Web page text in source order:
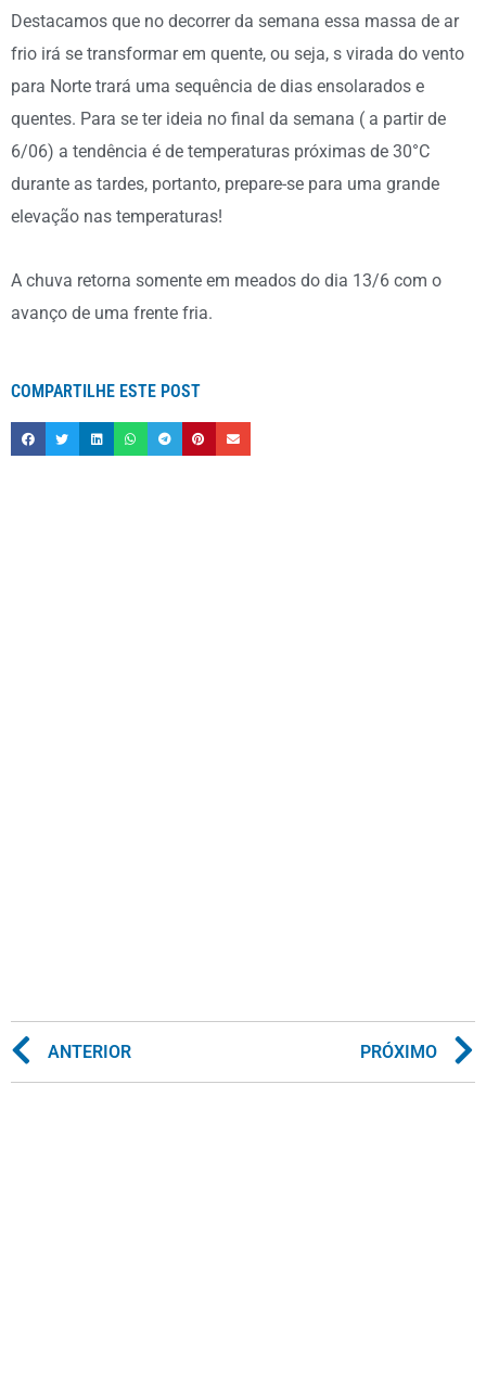
Destacamos que no decorrer da semana essa massa de ar
frio irá se transformar em quente, ou seja, s virada do vento
para Norte trará uma sequência de dias ensolarados e
quentes. Para se ter ideia no final da semana ( a partir de
6/06) a tendência é de temperaturas próximas de 30°C
durante as tardes, portanto, prepare-se para uma grande
elevação nas temperaturas!
A chuva retorna somente em meados do dia 13/6 com o
avanço de uma frente fria.
COMPARTILHE ESTE POST
ANTERIOR PRÓXIMO